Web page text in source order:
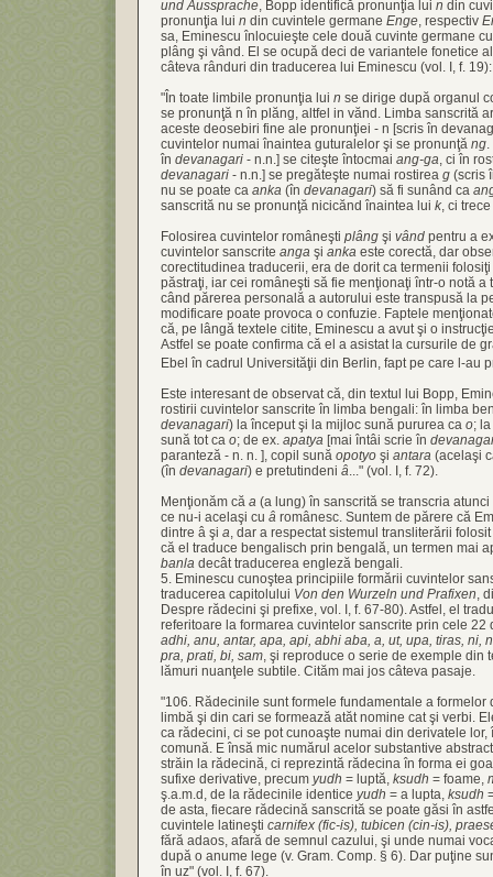
und Aussprache, Bopp identifică pronunţia lui n din
pronunţia lui n din cuvintele germane Enge, respectiv
sa, Eminescu înlocuieşte cele două cuvinte germane
plâng şi vând. El se ocupă deci de variantele fonetice
câteva rânduri din traducerea lui Eminescu (vol. I, f. 19):
"În toate limbile pronunţia lui n se dirige după organul
se pronunţă n în plăng, altfel in vănd. Limba sanscrită
aceste deosebiri fine ale pronunţiei - n [scris în
cuvintelor numai înaintea guturalelor şi se pronunţă ng
în devanagari - n.n.] se citeşte întocmai ang-ga, ci în
devanagari - n.n.] se pregăteşte numai rostirea g (scris
nu se poate ca anka (în devanagari) să fi sunând ca
sanscrită nu se pronunţă nicicănd înaintea lui k, ci
Folosirea cuvintelor româneşti plâng şi vând pentru a
cuvintelor sanscrite anga şi anka este corectă, dar
corectitudinea traducerii, era de dorit ca termenii
păstraţi, iar cei româneşti să fie menţionaţi într-o notă a
când părerea personală a autorului este transpusă la
modificare poate provoca o confuzie. Faptele
că, pe lângă textele citite, Eminescu a avut şi o
Astfel se poate confirma că el a asistat la cursurile de
Ebel în cadrul Universităţii din Berlin, fapt pe care l-au
Este interesant de observat că, din textul lui Bopp,
rostirii cuvintelor sanscrite în limba bengali: în limba
devanagari) la început şi la mijloc sună pururea ca o;
sună tot ca o; de ex. apatya [mai întâi scrie în
paranteză - n. n. ], copil sună opotyo şi antara (acelaşi
(în devanagari) e pretutindeni â..." (vol. I, f. 72).
Menţionăm că a (a lung) în sanscrită se transcria
ce nu-i acelaşi cu â românesc. Suntem de părere că
dintre â şi a, dar a respectat sistemul transliterării
că el traduce bengalisch prin bengală, un termen mai
banla decât traducerea engleză bengali.
5. Eminescu cunoştea principiile formării cuvintelor
traducerea capitolului Von den Wurzeln und Prafixen,
Despre rădecini şi prefixe, vol. I, f. 67-80). Astfel, el
referitoare la formarea cuvintelor sanscrite prin cele
adhi, anu, antar, apa, api, abhi aba, a, ut, upa, tiras, ni,
pra, prati, bi, sam, şi reproduce o serie de exemple din
lămuri nuanţele subtile. Cităm mai jos câteva pasaje.
"106. Rădecinile sunt formele fundamentale a formelor
limbă şi din cari se formează atăt nomine cat şi verbi.
ca rădecini, ci se pot cunoaşte numai din derivatele
comună. E însă mic numărul acelor substantive
străin la rădecină, ci reprezintă rădecina în forma ei
sufixe derivative, precum yudh = luptă, ksudh = foame,
ş.a.m.d, de la rădecinile identice yudh = a lupta, ksudh
de asta, fiecare rădecină sanscrită se poate găsi în
cuvintele latineşti carnifex (fic-is), tubicen (cin-is),
fără adaos, afară de semnul cazului, şi unde numai
după o anume lege (v. Gram. Comp. § 6). Dar puţine
în uz" (vol. I, f. 67).